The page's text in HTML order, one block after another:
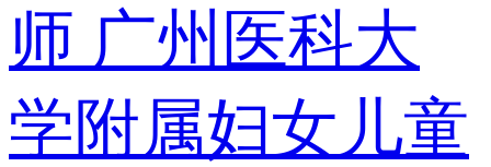
师 广州医科大
学附属妇女儿童